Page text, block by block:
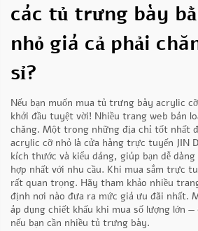
các tủ trưng bày
nhỏ giá cả phải
sỉ?
Nếu bạn muốn mua tủ trưng bày acrylic
khởi đầu tuyệt vời! Nhiều trang web bán
chăng. Một trong những địa chỉ tốt nhất
acrylic cỡ nhỏ là cửa hàng trực tuyến JIN
kích thước và kiểu dáng, giúp bạn dễ
hợp nhất với nhu cầu. Khi mua sắm trực
rất quan trọng. Hãy tham khảo nhiều
định nơi nào đưa ra mức giá ưu đãi nhất.
áp dụng chiết khấu khi mua số lượng lớn
nếu bạn cần nhiều tủ trưng bày.